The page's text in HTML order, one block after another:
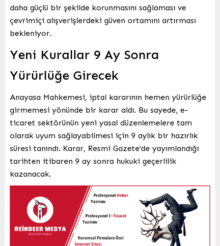
daha güçlü bir şekilde korunmasını sağlaması ve
çevrimiçi alışverişlerdeki güven ortamını artırması
bekleniyor.
Yeni Kurallar 9 Ay Sonra
Yürürlüğe Girecek
Anayasa Mahkemesi, iptal kararının hemen yürürlüğe
girmemesi yönünde bir karar aldı. Bu sayede, e-
ticaret sektörünün yeni yasal düzenlemelere tam
olarak uyum sağlayabilmesi için 9 aylık bir hazırlık
süresi tanındı. Karar, Resmi Gazete’de yayımlandığı
tarihten itibaren 9 ay sonra hukuki geçerlilik
kazanacak.